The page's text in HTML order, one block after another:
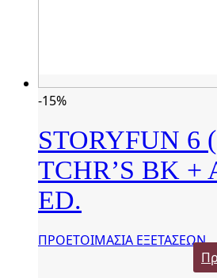
-15%
STORYFUN 6
TCHR’S BK +
ED.
ΠΡΟΕΤΟΙΜΑΣΙΑ ΕΞΕΤΑΣΕΩΝ